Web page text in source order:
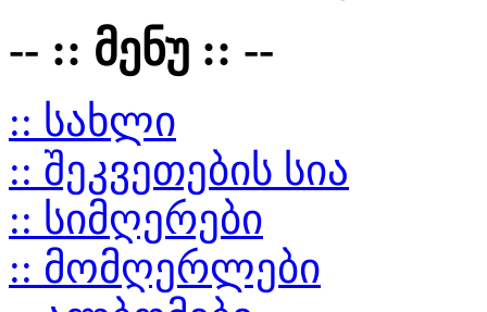
-- :: მენუ :: --
:: სახლი
:: შეკვეთების სია
:: სიმღერები
:: მომღერლები